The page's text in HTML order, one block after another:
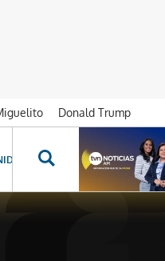
Donald Trump
ESPECIALES NOVELAS